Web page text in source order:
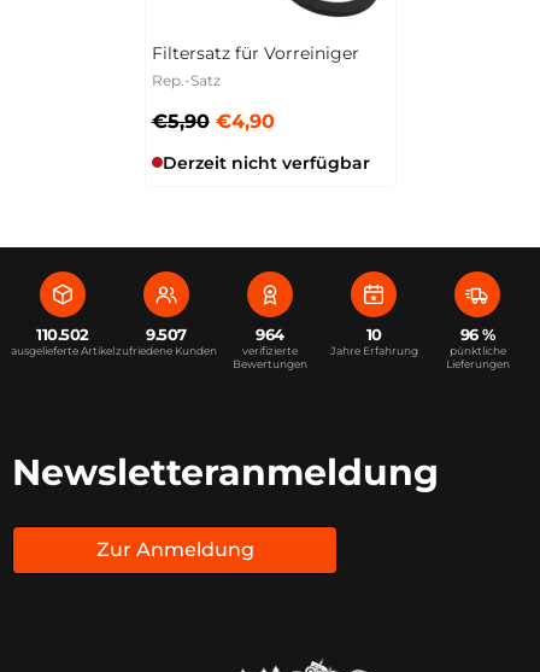
Filtersatz für Vorreiniger
Rep.-Satz
€5,90 €4,90
Derzeit nicht verfügbar
110.502
ausgelieferte Artikel
9.507
zufriedene Kunden
964
verifizierte
Bewertungen
10
Jahre Erfahrung
96 %
pünktliche
Lieferungen
Newsletteranmeldung
Zur Anmeldung